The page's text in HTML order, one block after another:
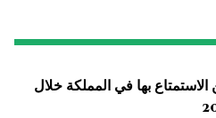
بها في المملكة خلال